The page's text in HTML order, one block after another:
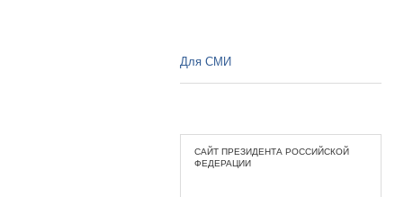
Для СМИ
САЙТ ПРЕЗИДЕНТА РОССИЙСКОЙ
ФЕДЕРАЦИИ